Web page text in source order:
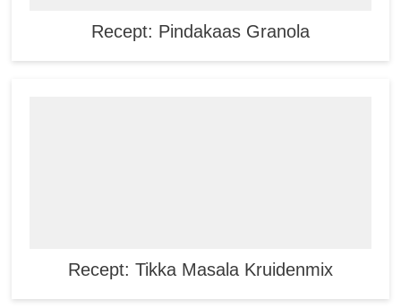
Recept: Pindakaas Granola
Recept: Tikka Masala Kruidenmix